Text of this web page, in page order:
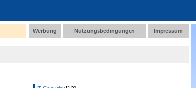
Werbung Nutzungsbedingungen Impressum